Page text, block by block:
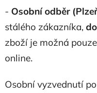
- Osobní odběr
stálého zákazníka,
zboží je možná
online.
Osobní vyzvednutí